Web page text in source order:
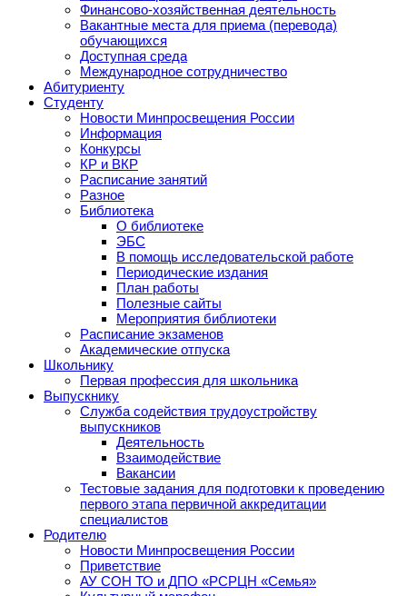
Финансово-хозяйственная деятельность
Вакантные места для приема (перевода)
обучающихся
Доступная среда
Международное сотрудничество
Абитуриенту
Студенту
Новости Минпросвещения России
Информация
Конкурсы
КР и ВКР
Расписание занятий
Разное
Библиотека
О библиотеке
ЭБС
В помощь исследовательской работе
Периодические издания
План работы
Полезные сайты
Мероприятия библиотеки
Расписание экзаменов
Академические отпуска
Школьнику
Первая профессия для школьника
Выпускнику
Служба содействия трудоустройству
выпускников
Деятельность
Взаимодействие
Вакансии
Тестовые задания для подготовки к проведению
первого этапа первичной аккредитации
специалистов
Родителю
Новости Минпросвещения России
Приветствие
АУ СОН ТО и ДПО «РСРЦН «Семья»